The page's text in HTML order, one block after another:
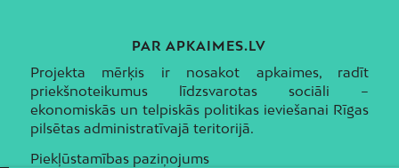
PAR APKAIMES.LV
Projekta mērķis ir nosakot apkaimes, radīt
priekšnoteikumus līdzsvarotas sociāli –
ekonomiskās un telpiskās politikas ieviešanai Rīgas
pilsētas administratīvajā teritorijā.
Piekļūstamības paziņojums